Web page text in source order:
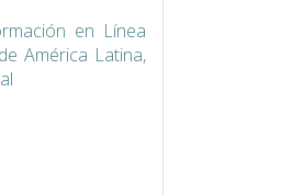
en Línea
América Latina,